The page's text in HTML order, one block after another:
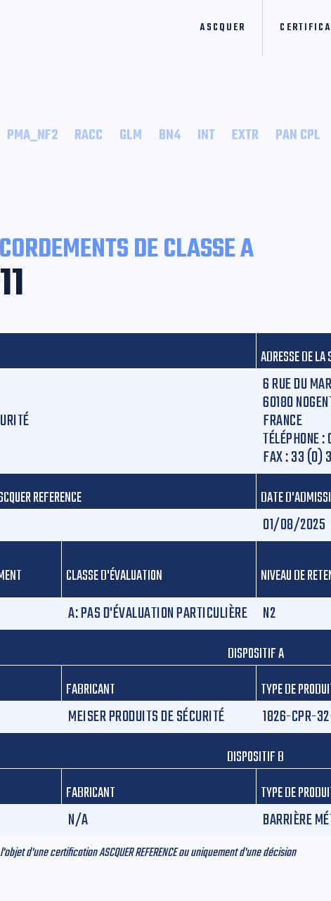
ASCQUER
PMA_NF2 RACC GLM BN4 INT EXTR PAN CPL
DE CLASSE A
ADRESSE DE LA
6 RUE DU
60180
FRANCE
TÉLÉPHONE :
FAX :33 (0)
REFERENCE DATE
01/08/2025
CLASSE D'ÉVALUATION NIVEAU DE
A: PAS D'ÉVALUATION PARTICULIÈRE N2
DISPOSITIF A
FABRICANT TYPE DE
MEISER PRODUITS DE SÉCURITÉ 1826-CPR-
DISPOSITIF B
FABRICANT TYPE DE
N/A BARRIÈRE
d'une certification ASCQUER REFERENCE ou uniquement d'une décision